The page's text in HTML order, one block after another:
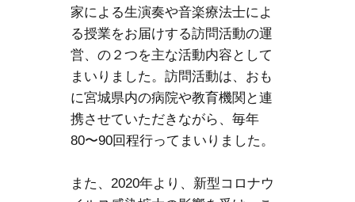
家による生演奏や音楽療法士によ
る授業をお届けする訪問活動の運
営、の２つを主な活動内容として
まいりました。訪問活動は、おも
に宮城県内の病院や教育機関と連
携させていただきながら、毎年
80〜90回程行ってまいりました。
また、2020年より、新型コロナウ